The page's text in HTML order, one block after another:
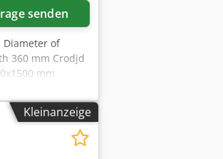
senden
Diameter of
360 mm Crodjd
mm
Kleinanzeige